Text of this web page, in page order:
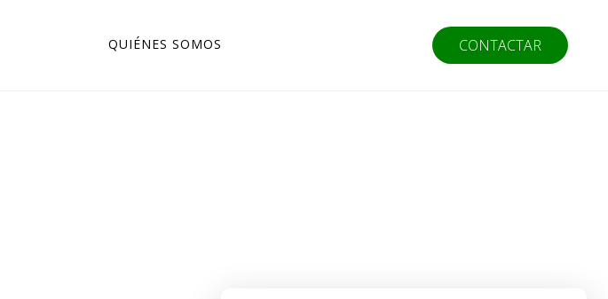
QUIÉNES SOMOS CONTACTAR